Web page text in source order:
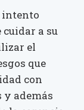
intento
cuidar a su
el
que
con
y además